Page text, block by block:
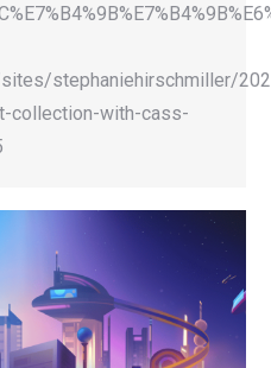
stephaniehirschmiller/
collection-with-cass-